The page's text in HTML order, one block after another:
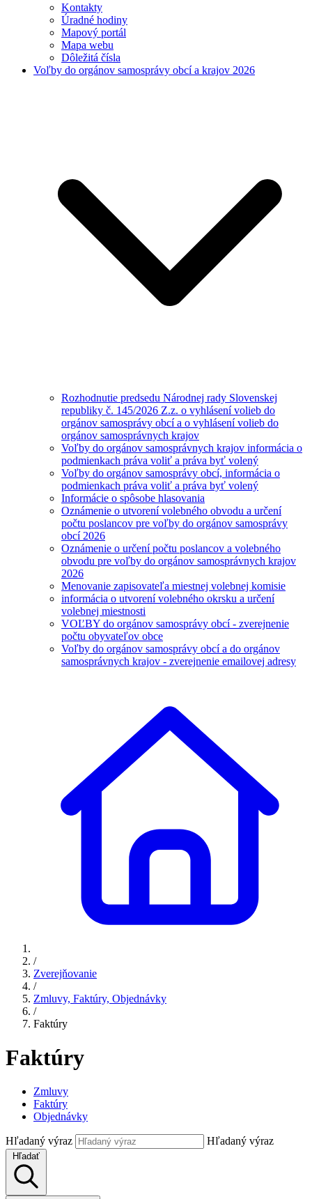
Kontakty
Úradné hodiny
Mapový portál
Mapa webu
Dôležitá čísla
Voľby do orgánov samosprávy obcí a krajov 2026
Rozhodnutie predsedu Národnej rady Slovenskej
republiky č. 145/2026 Z.z. o vyhlásení volieb do
orgánov samosprávy obcí a o vyhlásení volieb do
orgánov samosprávnych krajov
Voľby do orgánov samosprávnych krajov informácia o
podmienkach práva voliť a práva byť volený
Voľby do orgánov samosprávy obcí, informácia o
podmienkach práva voliť a práva byť volený
Informácie o spôsobe hlasovania
Oznámenie o utvorení volebného obvodu a určení
počtu poslancov pre voľby do orgánov samosprávy
obcí 2026
Oznámenie o určení počtu poslancov a volebného
obvodu pre voľby do orgánov samosprávnych krajov
2026
Menovanie zapisovateľa miestnej volebnej komisie
informácia o utvorení volebného okrsku a určení
volebnej miestnosti
VOĽBY do orgánov samosprávy obcí - zverejnenie
počtu obyvateľov obce
Voľby do orgánov samosprávy obcí a do orgánov
samosprávnych krajov - zverejnenie emailovej adresy
/
Zverejňovanie
/
Zmluvy, Faktúry, Objednávky
/
Faktúry
Faktúry
Zmluvy
Faktúry
Objednávky
Hľadaný výraz Hľadaný výraz
Hľadať